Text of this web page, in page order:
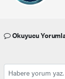
Okuyucu